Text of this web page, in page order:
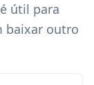
útil para
baixar outro